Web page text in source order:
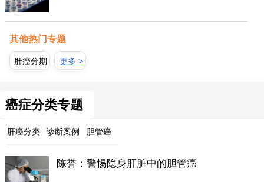
其他热门专题
肝癌分期 更多 >
癌症分类专题
肝癌分类 诊断案例 胆管癌
陈誉：警惕隐身肝脏中的胆管癌